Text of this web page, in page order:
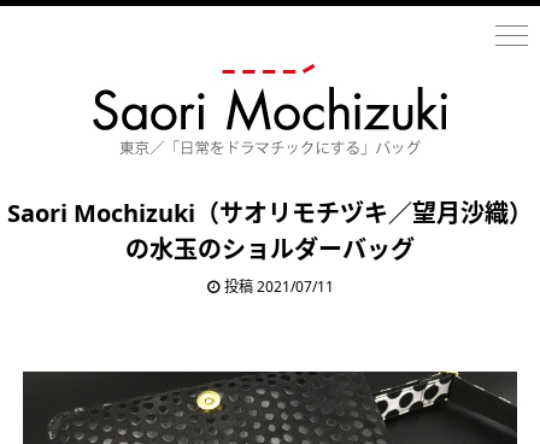
Saori Mochizuki（サオリモチヅキ／望月沙織）
の水玉のショルダーバッグ
投稿 2021/07/11